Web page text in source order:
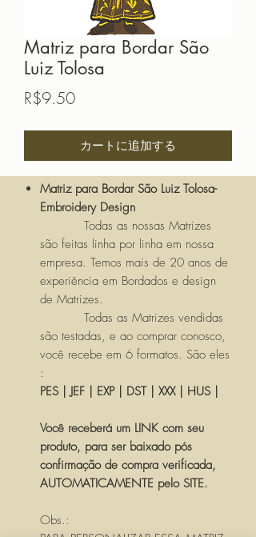
Matriz para Bordar São
Luiz Tolosa
R$9.50価
カートに追加する
Matriz para Bordar São Luiz Tolosa-
Embroidery Design
Todas as nossas Matrizes
são feitas linha por linha em nossa
empresa. Temos mais de 20 anos de
experiência em Bordados e design
de Matrizes.
Todas as Matrizes vendidas
são testadas, e ao comprar conosco,
você recebe em 6 formatos. São eles
:
PES | JEF | EXP | DST | XXX | HUS |
Você receberá um LINK com seu
produto, para ser baixado pós
confirmação de compra verificada,
AUTOMATICAMENTE pelo SITE.
Obs.: